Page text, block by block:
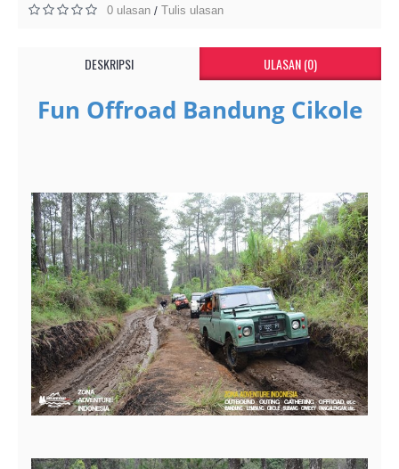
0 ulasan / Tulis ulasan
DESKRIPSI ULASAN (0)
Fun Offroad Bandung Cikole